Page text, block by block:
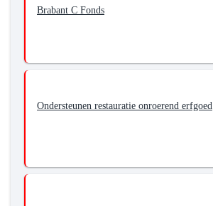
Brabant C Fonds
Ondersteunen restauratie onroerend erfgoed